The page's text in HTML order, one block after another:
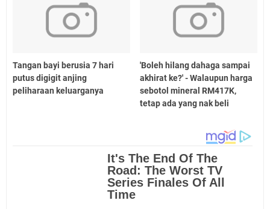
Tangan bayi berusia 7 hari
putus digigit anjing
peliharaan keluarganya
'Boleh hilang dahaga sampai
akhirat ke?' - Walaupun harga
sebotol mineral RM417K,
tetap ada yang nak beli